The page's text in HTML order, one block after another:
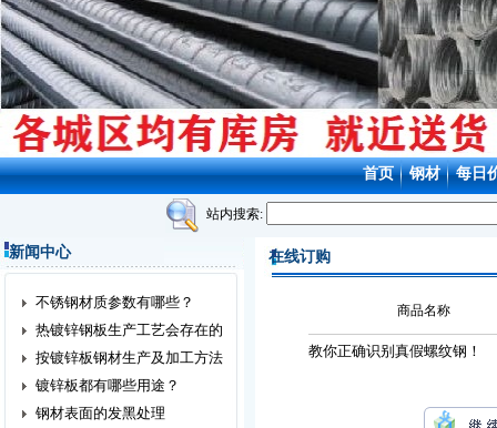
首页 钢材 每日
站内搜索:
新闻中心
不锈钢材质参数有哪些？
热镀锌钢板生产工艺会存在的
按镀锌板钢材生产及加工方法
镀锌板都有哪些用途？
钢材表面的发黑处理
在线订购
商品名称
教你正确识别真假螺纹钢！